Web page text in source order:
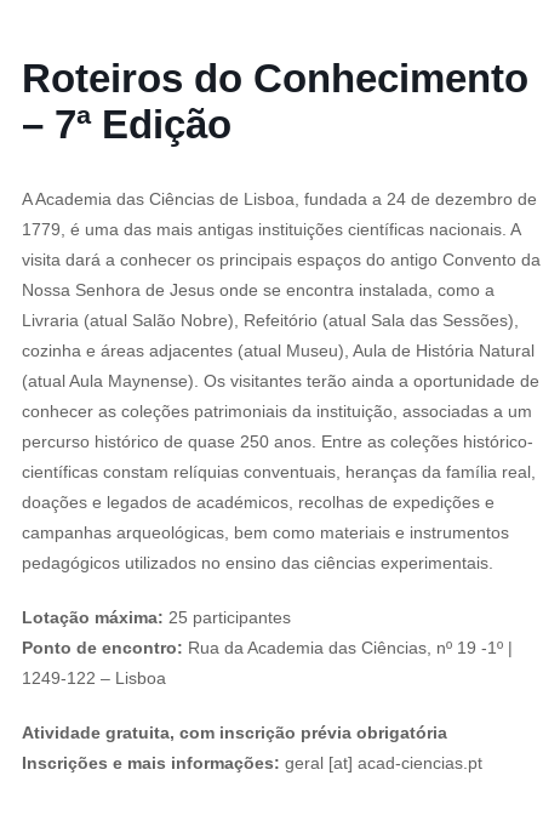
Roteiros do Conhecimento
– 7ª Edição
A Academia das Ciências de Lisboa, fundada a 24 de dezembro de
1779, é uma das mais antigas instituições científicas nacionais. A
visita dará a conhecer os principais espaços do antigo Convento da
Nossa Senhora de Jesus onde se encontra instalada, como a
Livraria (atual Salão Nobre), Refeitório (atual Sala das Sessões),
cozinha e áreas adjacentes (atual Museu), Aula de História Natural
(atual Aula Maynense). Os visitantes terão ainda a oportunidade de
conhecer as coleções patrimoniais da instituição, associadas a um
percurso histórico de quase 250 anos. Entre as coleções histórico-
científicas constam relíquias conventuais, heranças da família real,
doações e legados de académicos, recolhas de expedições e
campanhas arqueológicas, bem como materiais e instrumentos
pedagógicos utilizados no ensino das ciências experimentais.
Lotação máxima: 25 participantes
Ponto de encontro: Rua da Academia das Ciências, nº 19 -1º |
1249-122 – Lisboa
Atividade gratuita, com inscrição prévia obrigatória
Inscrições e mais informações: geral [at] acad-ciencias.pt